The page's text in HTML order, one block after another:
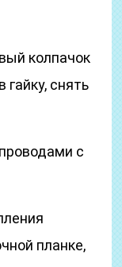
колпачок
гайку, снять
с
планке,